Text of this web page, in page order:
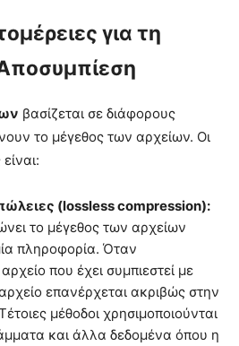
για τη
βασίζεται σε διάφορους
το μέγεθος των αρχείων. Οι
(lossless compression):
το μέγεθος των αρχείων
πληροφορία. Όταν
που έχει συμπιεστεί με
επανέρχεται ακριβώς στην
μέθοδοι χρησιμοποιούνται
και άλλα δεδομένα όπου η